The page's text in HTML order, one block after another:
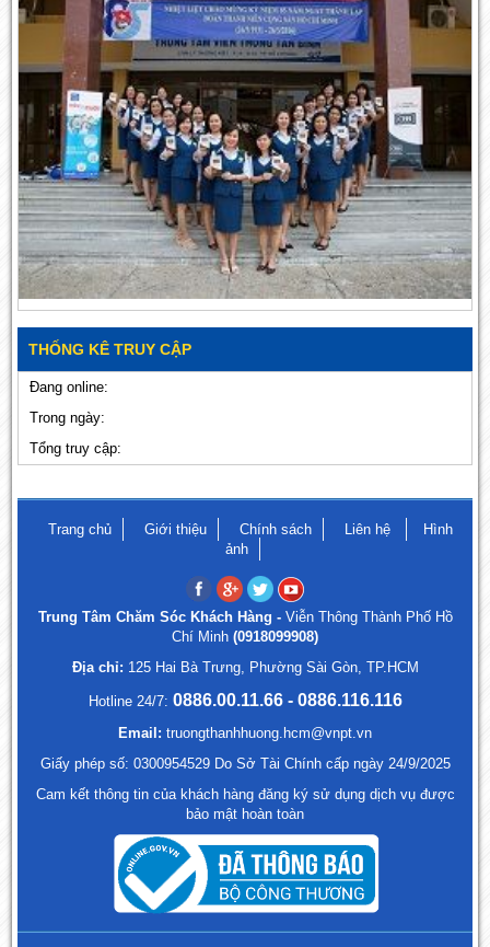
THỐNG KÊ TRUY CẬP
Đang online:
Trong ngày:
Tổng truy cập:
Trang chủ Giới thiệu Chính sách Liên hệ
Hình
ảnh
Trung Tâm Chăm Sóc Khách Hàng - Viễn Thông Thành Phố Hồ
Chí Minh (0918099908)
Địa chỉ: 125 Hai Bà Trưng, Phường Sài Gòn, TP.HCM
Hotline 24/7: 0886.00.11.66 - 0886.116.116
Email: truongthanhhuong.hcm@vnpt.vn
Giấy phép số: 0300954529 Do Sở Tài Chính cấp ngày 24/9/2025
Cam kết thông tin của khách hàng đăng ký sử dụng dịch vụ được
bảo mật hoàn toàn